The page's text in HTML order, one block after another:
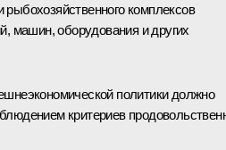
комплексов
машин, оборудования и других
политики должно
критериев